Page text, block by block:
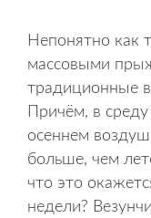
Непонятно как
массовыми
традиционные
Причём, в
осеннем
больше, чем
что это
недели?